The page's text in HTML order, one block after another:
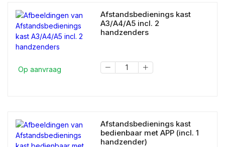
Op aanvraag
Afstandsbedienings kast
A3/A4/A5 incl. 2
handzenders
Afstandsbedienings kast
bedienbaar met APP (incl. 1
handzender)